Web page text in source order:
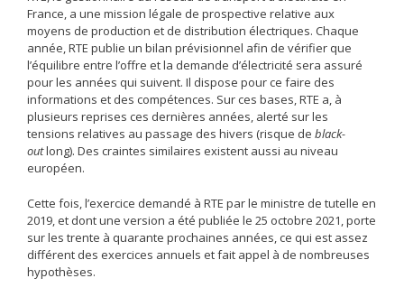
France, a une mission légale de prospective relative aux
moyens de production et de distribution électriques. Chaque
année, RTE publie un bilan prévisionnel afin de vérifier que
l’équilibre entre l’offre et la demande d’électricité sera assuré
pour les années qui suivent. Il dispose pour ce faire des
informations et des compétences. Sur ces bases, RTE a, à
plusieurs reprises ces dernières années, alerté sur les
tensions relatives au passage des hivers (risque de black-
outlong). Des craintes similaires existent aussi au niveau
européen.
Cette fois, l’exercice demandé à RTE par le ministre de tutelle en
2019, et dont une version a été publiée le 25 octobre 2021, porte
sur les trente à quarante prochaines années, ce qui est assez
différent des exercices annuels et fait appel à de nombreuses
hypothèses.